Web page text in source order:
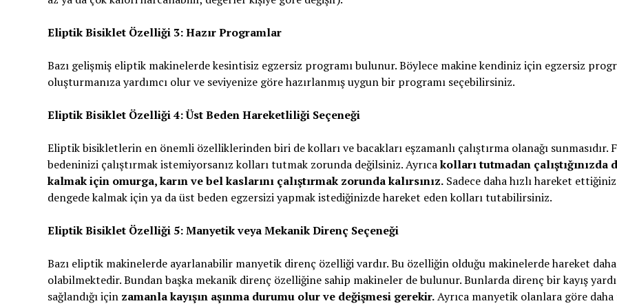
Eliptik Bisiklet Özelliği 3: Hazır Programlar
Bazı gelişmiş eliptik makinelerde kesintisiz egzersiz programı bulunur. Böylece makine kendiniz için egzersiz
oluşturmanıza yardımcı olur ve seviyenize göre hazırlanmış uygun bir programı seçebilirsiniz.
Eliptik Bisiklet Özelliği 4: Üst Beden Hareketliliği Seçeneği
Eliptik bisikletlerin en önemli özelliklerinden biri de kolları ve bacakları eşzamanlı çalıştırma olanağı sunmasıdır.
bedeninizi çalıştırmak istemiyorsanız kolları tutmak zorunda değilsiniz. Ayrıcakolları tutmadan çalıştığınızda
kalmak için omurga, karın ve bel kaslarını çalıştırmak zorunda kalırsınız.Sadece daha hızlı hareket
dengede kalmak için ya da üst beden egzersizi yapmak istediğinizde hareket eden kolları tutabilirsiniz.
Eliptik Bisiklet Özelliği 5: Manyetik veya Mekanik Direnç Seçeneği
Bazı eliptik makinelerde ayarlanabilir manyetik direnç özelliği vardır. Bu özelliğin olduğu makinelerde hareket daha
olabilmektedir. Bundan başka mekanik direnç özelliğine sahip makineler de bulunur. Bunlarda direnç bir kayış
sağlandığı için zamanla kayışın aşınma durumu olur ve değişmesi gerekir.Ayrıca manyetik olanlara göre daha